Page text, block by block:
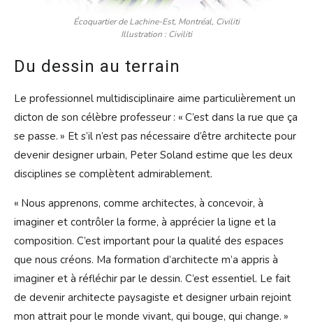
Écoquartier de Lachine-Est, Montréal, Civiliti
Illustration : Civiliti
Du dessin au terrain
Le professionnel multidisciplinaire aime particulièrement un
dicton de son célèbre professeur : « C’est dans la rue que ça
se passe. » Et s’il n’est pas nécessaire d’être architecte pour
devenir designer urbain, Peter Soland estime que les deux
disciplines se complètent admirablement.
« Nous apprenons, comme architectes, à concevoir, à
imaginer et contrôler la forme, à apprécier la ligne et la
composition. C’est important pour la qualité des espaces
que nous créons. Ma formation d’architecte m’a appris à
imaginer et à réfléchir par le dessin. C’est essentiel. Le fait
de devenir architecte paysagiste et designer urbain rejoint
mon attrait pour le monde vivant, qui bouge, qui change. »